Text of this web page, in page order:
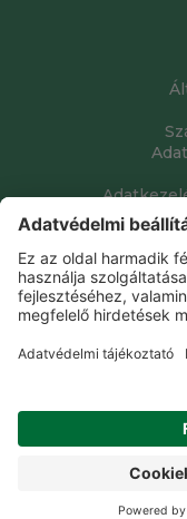
Grube Kft. © 2009 -
Tervezte és